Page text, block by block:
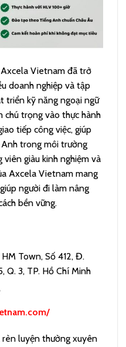
Axcela Vietnam đã trở
doanh nghiệp và tập
triển kỹ năng ngoại ngữ
chú trọng vào thực hành
tiếp công việc, giúp
trong môi trường
giàu kinh nghiệm và
Axcela Vietnam mang
người đi làm nâng
bền vững.
Town, Số 412, Đ.
Q. 3, TP. Hồ Chí Minh
rèn luyện thường xuyên